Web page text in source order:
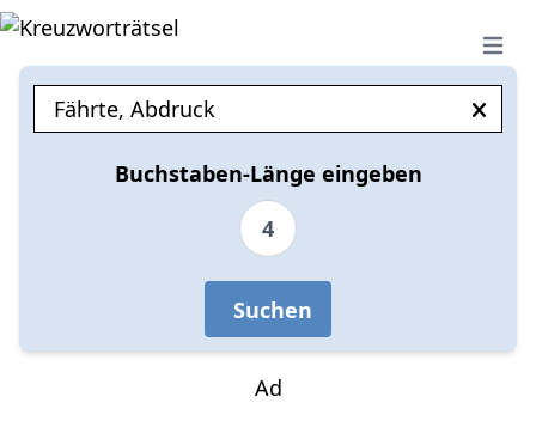
Open
Buchstaben-Länge eingeben
4
Suchen
Ad